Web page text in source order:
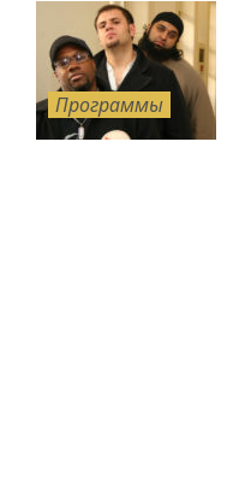
Программы